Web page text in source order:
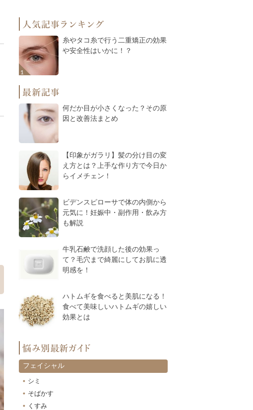
糸やタコ糸で行う二重矯正の効果
や安全性はいかに！？
何だか目が小さくなった？その原
因と改善法まとめ
【印象がガラリ】髪の分け目の変
え方とは？上手な作り方で今日か
らイメチェン！
ビデンスピローサで体の内側から
元気に！妊娠中・副作用・飲み方
も解説
牛乳石鹸で洗顔した後の効果っ
て？毛穴まで綺麗にしてお肌に透
明感を！
ハトムギを食べると美肌になる！
食べて美味しいハトムギの嬉しい
効果とは
フェイシャル
シミ
そばかす
くすみ